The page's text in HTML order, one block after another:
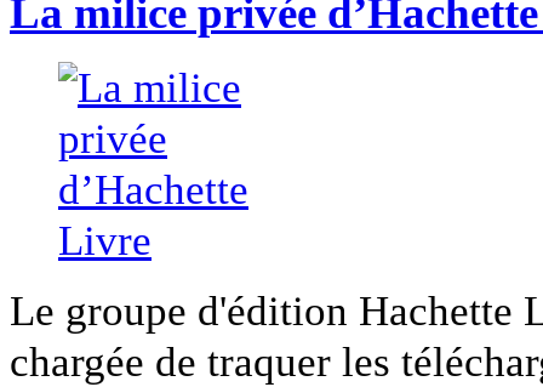
La milice privée
Le groupe d'édition Hachette
chargée de traquer les